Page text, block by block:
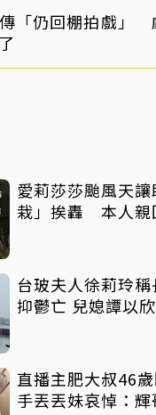
「仍回棚拍戲」
愛莉莎莎颱風天
栽」挨轟 本人親
台玻夫人徐莉玲
抑鬱亡 兒媳譚以
直播主肥大叔46
手丟丟妹哀悼：